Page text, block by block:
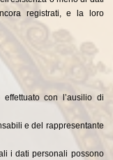
registrati, e la loro
con l’ausilio di
e del rappresentante
i dati personali possono